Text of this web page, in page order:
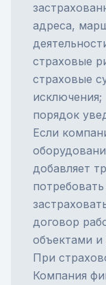
адреса,
страховые
страховые
исключения;
порядок
Если
добавляет
договор
объектами и
При
Компания